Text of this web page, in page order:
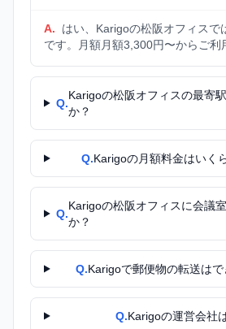
A.
はい、Karigoの松阪オフィスで
です。月額月額3,300円〜からご利
Q.
Karigoの松阪オフィスの最寄
か？
Q.Karigoの月額料金はいく
Q.
Karigoの松阪オフィスに会議
か？
Q.Karigoで郵便物の転送はで
Q.Karigoの運営会社